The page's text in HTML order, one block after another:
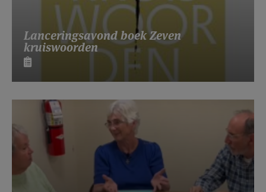
Lanceringsavond boek Zeven
kruiswoorden